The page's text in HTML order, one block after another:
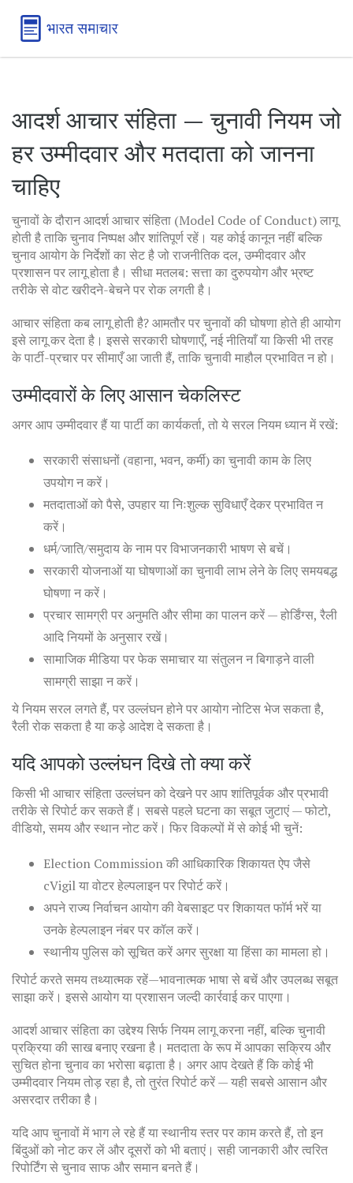
आदर्श आचार संहिता — चुनावी नियम जो
हर उम्मीदवार और मतदाता को जानना
चाहिए
चुनावों के दौरान आदर्श आचार संहिता (Model Code of Conduct) लागू
होती है ताकि चुनाव निष्पक्ष और शांतिपूर्ण रहें। यह कोई कानून नहीं बल्कि
चुनाव आयोग के निर्देशों का सेट है जो राजनीतिक दल, उम्मीदवार और
प्रशासन पर लागू होता है। सीधा मतलब: सत्ता का दुरुपयोग और भ्रष्ट
तरीके से वोट खरीदने-बेचने पर रोक लगती है।
आचार संहिता कब लागू होती है? आमतौर पर चुनावों की घोषणा होते ही आयोग
इसे लागू कर देता है। इससे सरकारी घोषणाएँ, नई नीतियाँ या किसी भी तरह
के पार्टी-प्रचार पर सीमाएँ आ जाती हैं, ताकि चुनावी माहौल प्रभावित न हो।
उम्मीदवारों के लिए आसान चेकलिस्ट
अगर आप उम्मीदवार हैं या पार्टी का कार्यकर्ता, तो ये सरल नियम ध्यान में रखें:
सरकारी संसाधनों (वहाना, भवन, कर्मी) का चुनावी काम के लिए
उपयोग न करें।
मतदाताओं को पैसे, उपहार या निःशुल्क सुविधाएँ देकर प्रभावित न
करें।
धर्म/जाति/समुदाय के नाम पर विभाजनकारी भाषण से बचें।
सरकारी योजनाओं या घोषणाओं का चुनावी लाभ लेने के लिए समयबद्ध
घोषणा न करें।
प्रचार सामग्री पर अनुमति और सीमा का पालन करें — होर्डिंग्स, रैली
आदि नियमों के अनुसार रखें।
सामाजिक मीडिया पर फेक समाचार या संतुलन न बिगाड़ने वाली
सामग्री साझा न करें।
ये नियम सरल लगते हैं, पर उल्लंघन होने पर आयोग नोटिस भेज सकता है,
रैली रोक सकता है या कड़े आदेश दे सकता है।
यदि आपको उल्लंघन दिखे तो क्या करें
किसी भी आचार संहिता उल्लंघन को देखने पर आप शांतिपूर्वक और प्रभावी
तरीके से रिपोर्ट कर सकते हैं। सबसे पहले घटना का सबूत जुटाएं — फोटो,
वीडियो, समय और स्थान नोट करें। फिर विकल्पों में से कोई भी चुनें:
Election Commission की आधिकारिक शिकायत ऐप जैसे
cVigil या वोटर हेल्पलाइन पर रिपोर्ट करें।
अपने राज्य निर्वाचन आयोग की वेबसाइट पर शिकायत फॉर्म भरें या
उनके हेल्पलाइन नंबर पर कॉल करें।
स्थानीय पुलिस को सूचित करें अगर सुरक्षा या हिंसा का मामला हो।
रिपोर्ट करते समय तथ्यात्मक रहें—भावनात्मक भाषा से बचें और उपलब्ध सबूत
साझा करें। इससे आयोग या प्रशासन जल्दी कार्रवाई कर पाएगा।
आदर्श आचार संहिता का उद्देश्य सिर्फ नियम लागू करना नहीं, बल्कि चुनावी
प्रक्रिया की साख बनाए रखना है। मतदाता के रूप में आपका सक्रिय और
सुचित होना चुनाव का भरोसा बढ़ाता है। अगर आप देखते हैं कि कोई भी
उम्मीदवार नियम तोड़ रहा है, तो तुरंत रिपोर्ट करें — यही सबसे आसान और
असरदार तरीका है।
यदि आप चुनावों में भाग ले रहे हैं या स्थानीय स्तर पर काम करते हैं, तो इन
बिंदुओं को नोट कर लें और दूसरों को भी बताएं। सही जानकारी और त्वरित
रिपोर्टिंग से चुनाव साफ और समान बनते हैं।